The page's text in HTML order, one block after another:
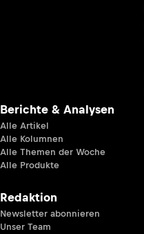
Berichte & Analysen
Alle Artikel
Alle Kolumnen
Alle Themen der Woche
Alle Produkte
Redaktion
Newsletter abonnieren
Unser Team